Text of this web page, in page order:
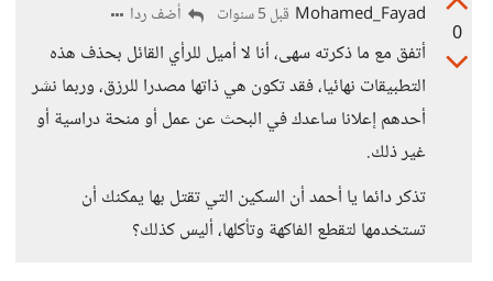
0
Mohamed_Fayad قبل 5 سنوات أضف ردا
أتفق مع ما ذكرته سهى، أنا لا أميل للرأي القائل بحذف هذه
التطبيقات نهائيا، فقد تكون هي ذاتها مصدرا للرزق، وربما نشر
أحدهم إعلانا ساعدك في البحث عن عمل أو منحة دراسية أو
غير ذلك.
تذكر دائما يا أحمد أن السكين التي تقتل بها يمكنك أن
تستخدمها لتقطع الفاكهة وتأكلها، أليس كذلك؟